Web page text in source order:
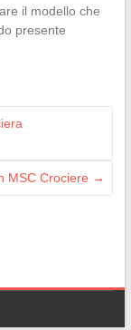
il modello che
presente
MSC Crociere →